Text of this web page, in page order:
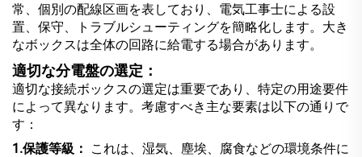
常、個別の配線区画を表しており、電気工事士による設
置、保守、トラブルシューティングを簡略化します。大き
なボックスは全体の回路に給電する場合があります。
適切な分電盤の選定：
適切な接続ボックスの選定は重要であり、特定の用途要件
によって異なります。考慮すべき主な要素は以下の通りで
す：
1.保護等級：
これは、湿気、塵埃、腐食などの環境条件に